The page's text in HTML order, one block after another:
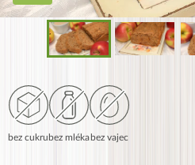
bez cukrubez mlékabez vajec